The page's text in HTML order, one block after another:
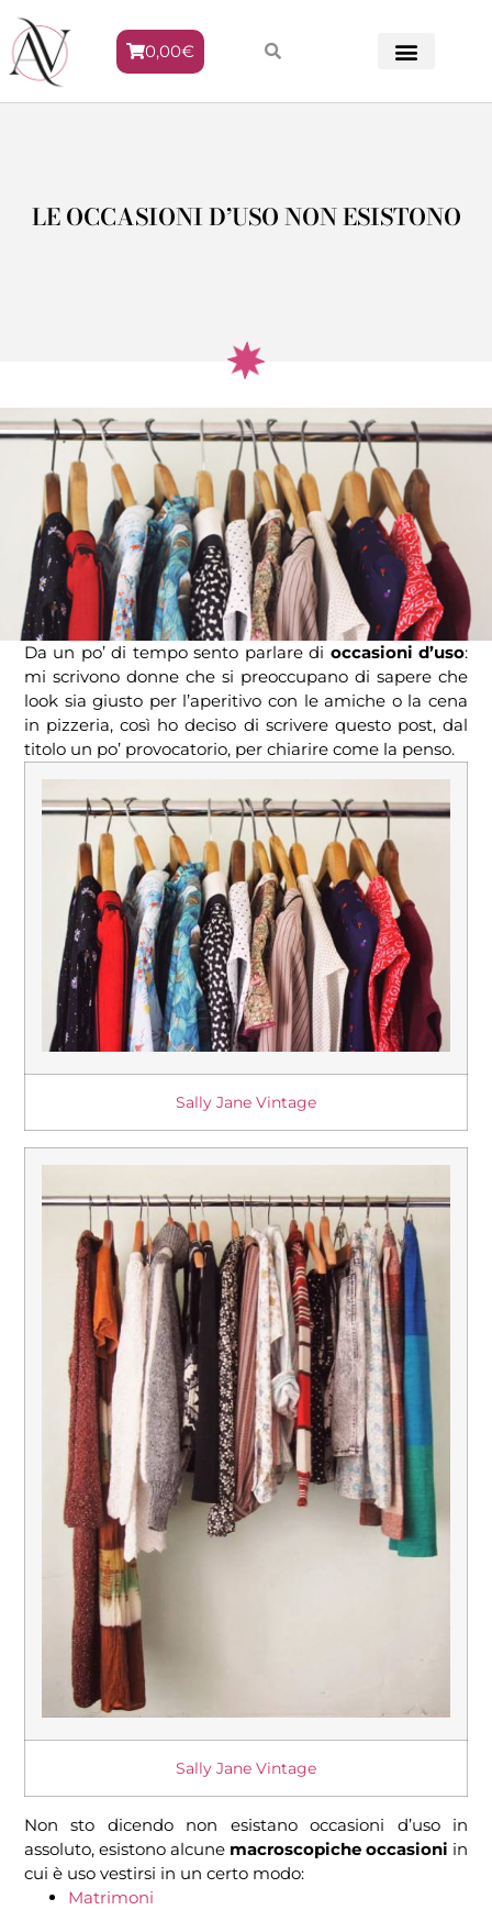
0,00€
LE OCCASIONI D’USO NON ESISTONO
Da un po’ di tempo sento parlare di occasioni d’uso:
mi scrivono donne che si preoccupano di sapere che
look sia giusto per l’aperitivo con le amiche o la cena
in pizzeria, così ho deciso di scrivere questo post, dal
titolo un po’ provocatorio, per chiarire come la penso.
Sally Jane Vintage
Sally Jane Vintage
Non sto dicendo non esistano occasioni d’uso in
assoluto, esistono alcune macroscopiche occasioni in
cui è uso vestirsi in un certo modo:
Matrimoni